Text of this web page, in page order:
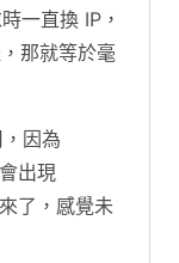
一直換 IP，
那就等於毫
因為
出現
了，感覺未